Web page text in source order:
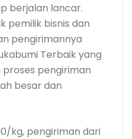
berjalan lancar.
pemilik bisnis dan
pengirimannya
Terbaik yang
pengiriman
besar dan
kg, pengiriman dari